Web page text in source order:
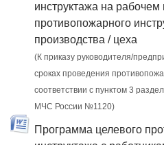
инструктажа на рабочем
противопожарного
производства / цеха
(К приказу руководителя/
сроках проведения
соответствии с пунктом 3
МЧС России №1120)
Программа целевого